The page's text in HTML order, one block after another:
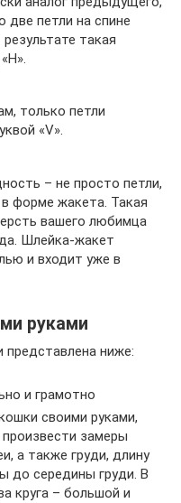
две петли на спине
такая
только петли
«V».
– не просто петли,
форме жакета. Такая
вашего любимца
Шлейка-жакет
и входит уже в
руками
ниже:
и грамотно
своими руками,
замеры
а также груди, длину
до середины груди. В
круга – большой и